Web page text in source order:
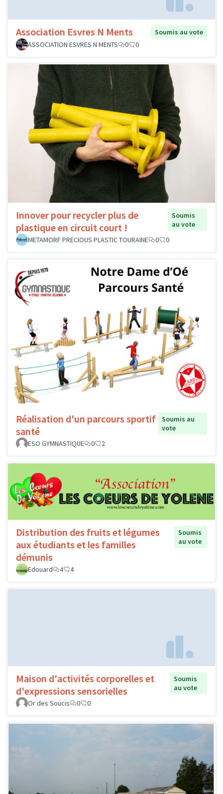
Association Esvres N Ments
Soumis au vote
ASSOCIATION ESVRES N MENTS
0 0
Innover pour recycler plus de
plastique en circuit court !
Soumis
au vote
METAMORF PRECIOUS PLASTIC TOURAINE
0 0
Réalisation d'un parcours sportif
santé
Soumis au
vote
ESO GYMNASTIQUE
0 2
Distribution des fruits et légumes
aux étudiants et les familles
démunis
Soumis
au vote
Edouard 4 4
Maison d'activités corporelles et
d'expressions sensorielles
Soumis
au vote
Or des Soucis
0 0